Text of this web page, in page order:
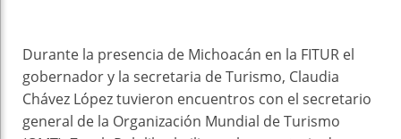
Durante la presencia de Michoacán en la FITUR el
gobernador y la secretaria de Turismo, Claudia
Chávez López tuvieron encuentros con el secretario
general de la Organización Mundial de Turismo